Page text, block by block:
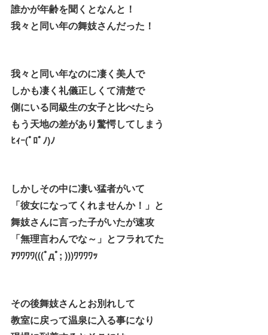
誰かが年齢を聞くとなんと！
我々と同い年の舞妓さんだった！
我々と同い年なのに凄く美人で
しかも凄く礼儀正しくて清楚で
側にいる同級生の女子と比べたら
もう天地の差があり驚愕してしまう
ﾋｨｰ(ﾟﾛﾟﾉ)ﾉ
しかしその中に凄い猛者がいて
「彼女になってくれませんか！」と
舞妓さんに言った子がいたが速攻
「無理言わんでな～」とフラれてた
ｱﾜﾜﾜﾜ(((ﾟдﾟ; )))ﾜﾜﾜﾜｯ
その後舞妓さんとお別れして
教室に戻って温泉に入る事になり